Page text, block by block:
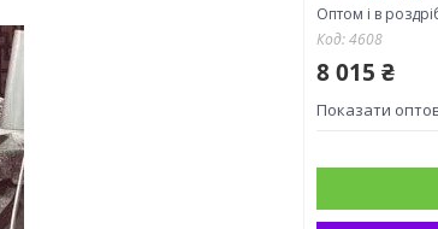
Оптом і в
Код:4608
8 015 ₴
Показати